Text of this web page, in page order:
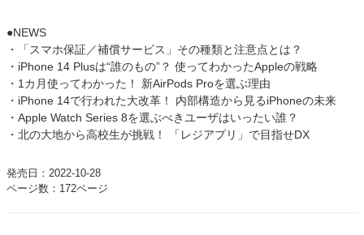
●NEWS
・「スマホ保証／補償サービス」その種類と注意点とは？
・iPhone 14 Plusは“誰のもの”？ 使ってわかったAppleの戦略
・1カ月使ってわかった！ 新AirPods Proを選ぶ理由
・iPhone 14で行われた大改革！ 内部構造から見るiPhoneの未来
・Apple Watch Series 8を選ぶべきユーザはいったい誰？
・北の大地から高校生が挑戦！ 「レジアプリ」で目指せDX
発売日：2022-10-28
ページ数：172ページ